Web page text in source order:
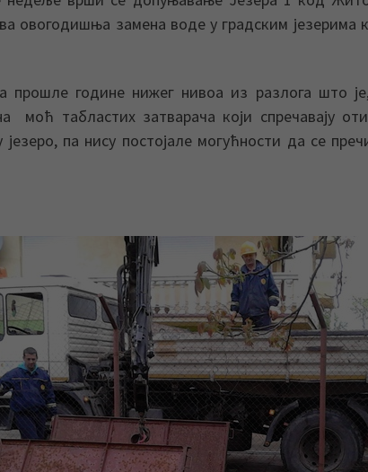
овогодишња замена воде у градским језерима
прошле године нижег нивоа из разлога што
моћ табластих затварача који спречавају
језеро, па нису постојале могућности да се